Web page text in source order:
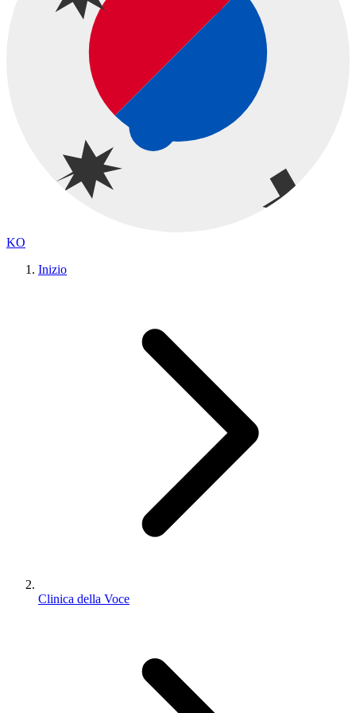
KO
Inizio
Clinica della Voce